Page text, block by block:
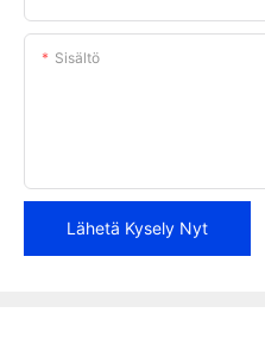
Sisältö
Lähetä Kysely Nyt